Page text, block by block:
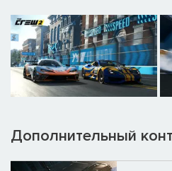
Дополнительный